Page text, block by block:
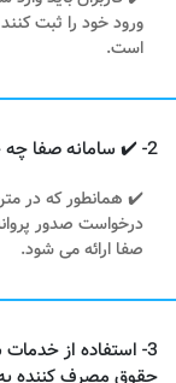
ورود خود را ثبت
است.
2- ✔️ سامانه صفا چه خدماتی ارائه می دهد؟
✔️ همانطور که در
درخواست صدور
صفا ارائه می شود.
3- استفاده از